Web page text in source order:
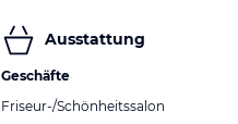
Ausstattung
Geschäfte
Friseur-/Schönheitssalon